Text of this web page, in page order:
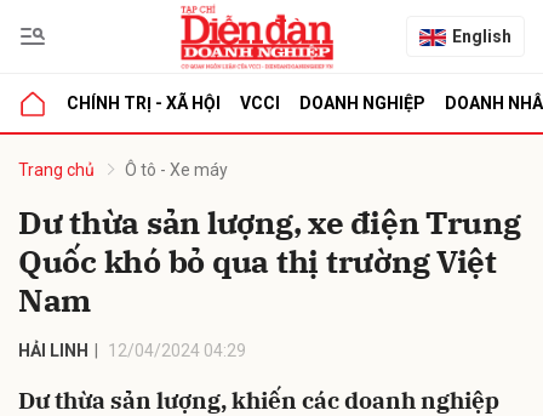
English
CHÍNH TRỊ - XÃ HỘI VCCI DOANH NGHIỆP DOANH
Trang chủ Ô tô - Xe máy
Dư thừa sản lượng, xe điện Trung
Quốc khó bỏ qua thị trường Việt
Nam
HẢI LINH 12/04/2024 04:29
Dư thừa sản lượng, khiến các doanh nghiệp
luận
Hủy